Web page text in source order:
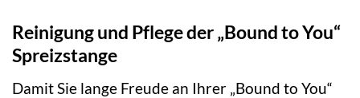
Reinigung und Pflege der „Bound to You“
Spreizstange
Damit Sie lange Freude an Ihrer „Bound to You“